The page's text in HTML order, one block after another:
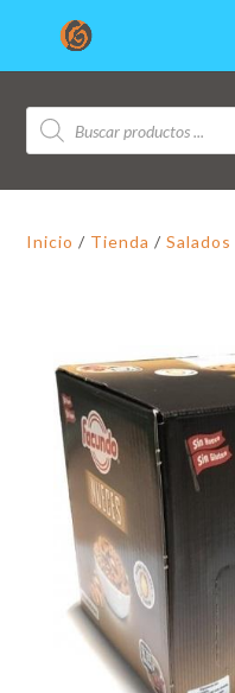
Búsqueda
de
productos
Inicio / Tienda /Salados